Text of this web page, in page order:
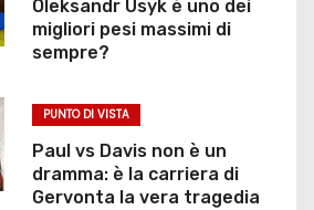
Oleksandr Usyk è uno dei
migliori pesi massimi di
sempre?
PUNTO DI VISTA
Paul vs Davis non è un
dramma: è la carriera di
Gervonta la vera tragedia